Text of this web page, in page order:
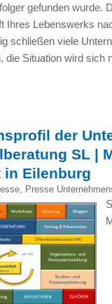
gefunden wurde.
Ihres Lebenswerks
schließen viele
die Situation wird sich
der
SL |
in Eilenburg
, Presse